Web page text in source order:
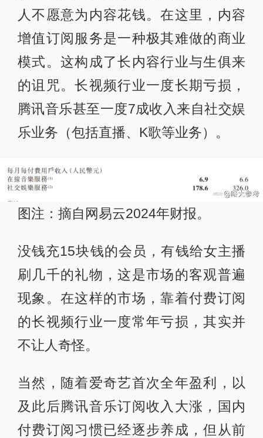
人不愿意为内容花钱。在这里，内容
增值订阅服务是一种极其难做的商业
模式。这构成了长内容行业与生俱来
的诅咒。长视频行业一度长期亏损，
腾讯音乐甚至一度7成收入来自社交娱
乐业务（包括直播、K歌等业务）。
图注：摘自网易云2024年财报。
没钱充15块钱的会员，有钱给女主播
刷几千的礼物，这是市场的客观普遍
现象。在这样的市场，靠着付费订阅
的长视频行业一度常年亏损，其实并
不让人奇怪。
当然，随着爱奇艺首次全年盈利，以
及此后腾讯音乐订阅收入大涨，国内
付费订阅习惯已经逐步养成，但从前